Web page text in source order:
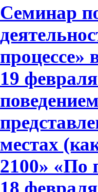
Семинар
процессе»
19
местах
2100» «По